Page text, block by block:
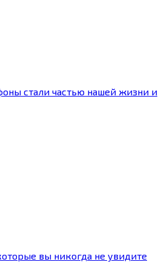
стали частью нашей жизни и
вы никогда не увидите